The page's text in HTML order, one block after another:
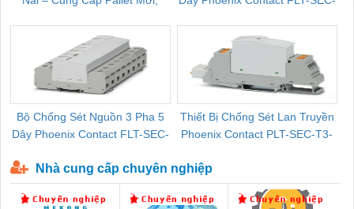
Bộ Chống Sét Nguồn 3 Pha 5
Dây Phoenix Contact FLT-SEC-
Thiết Bị Chống Sét Lan Truyền
Phoenix Contact PLT-SEC-T3-
Nhà cung cấp chuyên nghiệp